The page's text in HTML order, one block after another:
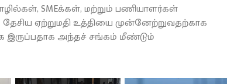
SMEக்கள், மற்றும் பணியாளர்கள்
ஏற்றுமதி உத்தியை முன்னேற்றுவதற்காக
இருப்பதாக அந்தச் சங்கம் மீண்டும்